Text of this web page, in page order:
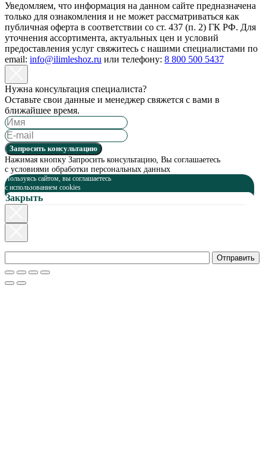
Уведомляем, что информация на данном сайте предназначена
только для ознакомления и не может рассматриваться как
публичная оферта в соответствии со ст. 437 (п. 2) ГК РФ. Для
уточнения ассортимента, актуальных цен и условий
предоставления услуг свяжитесь с нашими специалистами по
email: info@ilimleshoz.ru или телефону: 8 800 500 5437
Нужна консультация специалиста?
Оставьте свои данные и менеджер свяжется с вами в
ближайшее время.
Запросить консультацию
Нажимая кнопку Запросить консультацию, Вы соглашаетесь
с условиями обработки персональных данных
Пользуясь сайтом, вы соглашаетесь
c использованием cookies
Закрыть